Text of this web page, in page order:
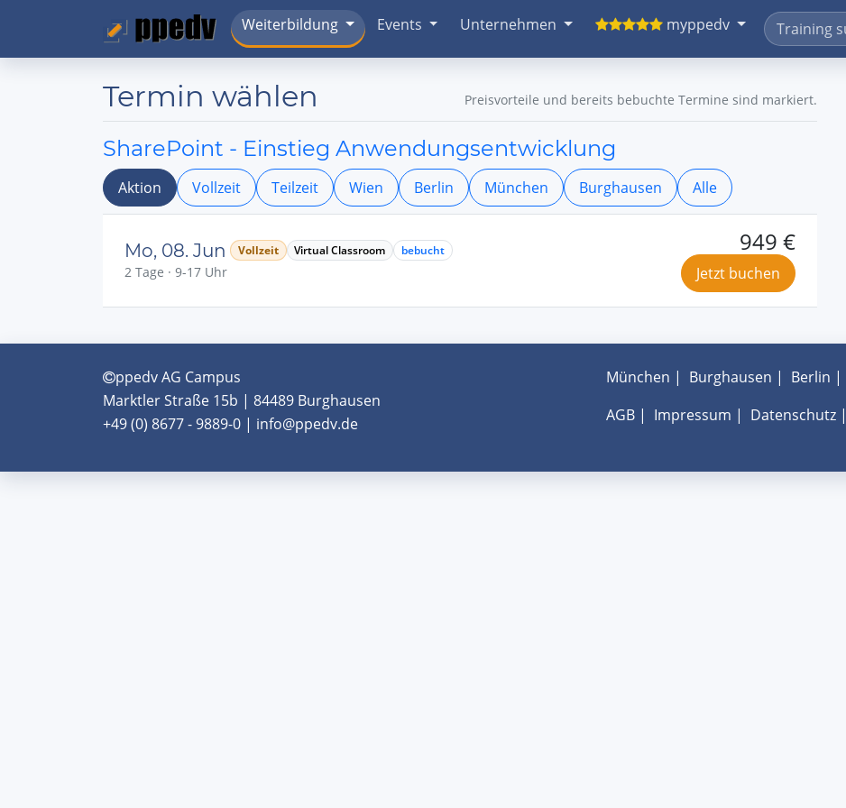
Weiterbildung Events Unternehmen myppedv
Termin wählen Preisvorteile und bereits bebuchte Termine sind markiert.
SharePoint - Einstieg Anwendungsentwicklung
Aktion Vollzeit Teilzeit Wien Berlin München Burghausen Alle
Mo, 08. Jun Vollzeit Virtual Classroom bebucht
2 Tage · 9-17 Uhr
949 €
Jetzt buchen
ppedv AG Campus
Marktler Straße 15b | 84489 Burghausen
+49 (0) 8677 - 9889-0 | info@ppedv.de
München | Burghausen | Berlin |
AGB| Impressum | Datenschutz|